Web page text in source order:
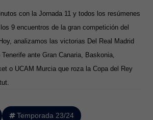
con la Jornada 11 y todos los resúmenes
9 encuentros de la gran competición del
analizamos las victorias Del Real Madrid
ante Gran Canaria, Baskonia,
o UCAM Murcia que roza la Copa del Rey
Temporada 23/24